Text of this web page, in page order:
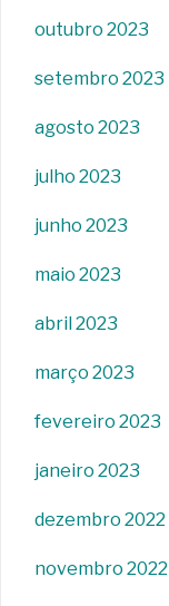
outubro 2023
setembro 2023
agosto 2023
julho 2023
junho 2023
maio 2023
abril 2023
março 2023
fevereiro 2023
janeiro 2023
dezembro 2022
novembro 2022